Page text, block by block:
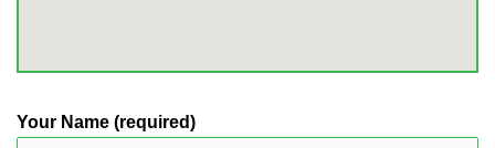
Your Name (required)